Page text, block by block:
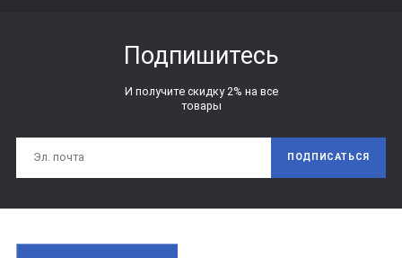
Подпишитесь
И получите скидку 2% на все
товары
ПОДПИСАТЬСЯ